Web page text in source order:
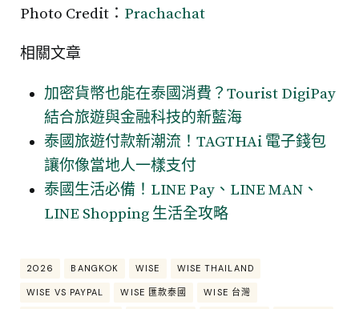
Photo Credit： Prachachat
相關文章
加密貨幣也能在泰國消費？Tourist DigiPay
結合旅遊與金融科技的新藍海
泰國旅遊付款新潮流！TAGTHAi 電子錢包
讓你像當地人一樣支付
泰國生活必備！LINE Pay、LINE MAN、
LINE Shopping 生活全攻略
2026 BANGKOK WISE WISE THAILAND
WISE VS PAYPAL WISE 匯款泰國 WISE 台灣